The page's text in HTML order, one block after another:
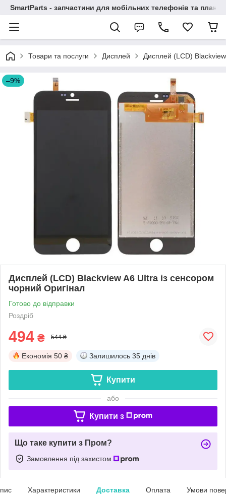
SmartParts - запчастини для мобільних телефонів та
Товари та послуги Дисплей Дисплей (LCD)
–9%
Дисплей (LCD) Blackview A6 Ultra із сенсором
чорний Оригінал
Готово до відправки
Роздріб
494 ₴ 544 ₴
Економія 50 ₴ Залишилось 35 днів
Купити
або
Купити з
Що таке купити з Пром?
Замовлення під захистом
Характеристики Доставка Оплата Умови